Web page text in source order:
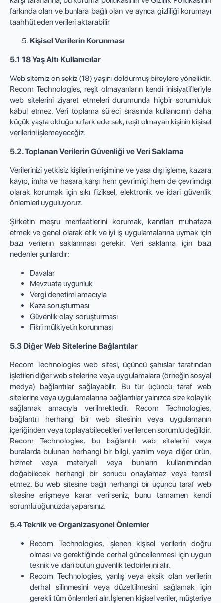
farkında olan ve bunlara bağlı olan ve ayrıca gizliliği korumayı
taahhüt eden verileri aktarabilir.
Kişisel Verilerin Korunması
5.1 18 Yaş Altı Kullanıcılar
Web sitemiz on sekiz (18) yaşını doldurmuş bireylere yöneliktir.
Recom Technologies, reşit olmayanların kendi inisiyatifleriyle
web sitelerini ziyaret etmeleri durumunda hiçbir sorumluluk
kabul etmez. Veri toplama süreci sırasında kullanıcının daha
küçük yaşta olduğunu fark edersek, reşit olmayan kişinin kişisel
verilerini işlemeyeceğiz.
5.2. Toplanan Verilerin Güvenliği ve Veri Saklama
Verilerinizi yetkisiz kişilerin erişimine ve yasa dışı işleme, kazara
kayıp, imha ve hasara karşı hem çevrimiçi hem de çevrimdışı
olarak korumak için sıkı fiziksel, elektronik ve idari güvenlik
önlemleri uyguluyoruz.
Şirketin meşru menfaatlerini korumak, kanıtları muhafaza
etmek ve genel olarak etik ve iyi iş uygulamalarına uymak için
bazı verilerin saklanması gerekir. Veri saklama için bazı
nedenler şunlardır:
Davalar
Mevzuata uygunluk
Vergi denetimi amacıyla
Kaza soruşturması
Güvenlik olayı soruşturması
Fikri mülkiyetin korunması
5.3 Diğer Web Sitelerine Bağlantılar
Recom Technologies web sitesi, üçüncü şahıslar tarafından
işletilen diğer web sitelerine veya uygulamalara (örneğin sosyal
medya) bağlantılar sağlayabilir. Bu tür üçüncü taraf web
sitelerine veya uygulamalarına bağlantılar yalnızca size kolaylık
sağlamak amacıyla verilmektedir. Recom Technologies,
bağlantılı herhangi bir web sitesinin veya uygulamanın
içeriğinden veya toplayabilecekleri verilerden sorumlu değildir.
Recom Technologies, bu bağlantılı web sitelerini veya
buralarda bulunan herhangi bir bilgi, yazılım veya diğer ürün,
hizmet veya materyali veya bunların kullanımından
doğabilecek herhangi bir sonucu onaylamaz veya temsil
etmez. Bu web sitesine bağlı herhangi bir üçüncü taraf web
sitesine erişmeye karar verirseniz, bunu tamamen kendi
sorumluluğunuzda yaparsınız.
5.4 Teknik ve Organizasyonel Önlemler
Recom Technologies, işlenen kişisel verilerin doğru
olması ve gerektiğinde derhal güncellenmesi için uygun
teknik ve idari bütün güvenlik tedbirlerini alır.
Recom Technologies, yanlış veya eksik olan verilerin
derhal silinmesini veya düzeltilmesini sağlamak için
gerekli tüm önlemleri alır. İşlenen kişisel veriler, müşteriye